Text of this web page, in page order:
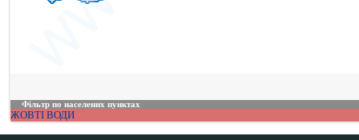
Фільтр по населених пунктах
ЖОВТІ ВОДИ